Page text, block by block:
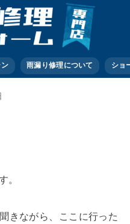
ン 雨漏り修理について ショ
。
きながら、ここに行った